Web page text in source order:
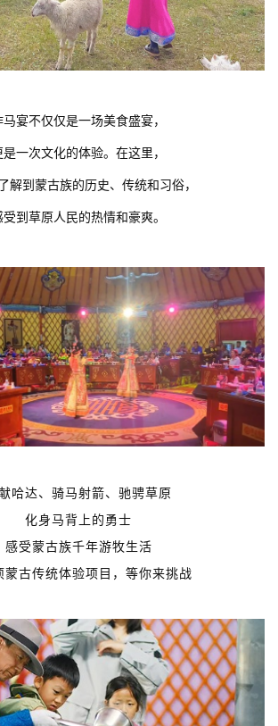
马宴不仅仅是一场美食盛宴，
是一次文化的体验。在这里，
解到蒙古族的历史、传统和习俗，
受到草原人民的热情和豪爽。
哈达、骑马射箭、驰骋草原
化身马背上的勇士
感受蒙古族千年游牧生活
蒙古传统体验项目，等你来挑战